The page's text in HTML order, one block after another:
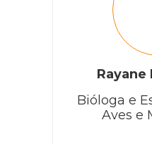
Bióloga e
Aves e